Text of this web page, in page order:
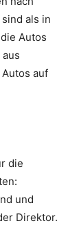
als in
Autos
auf
die
und
Direktor.